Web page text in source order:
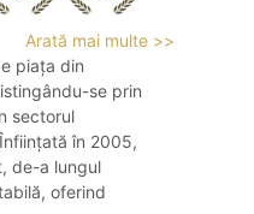
Arată mai multe >>
piața din
se prin
sectorul
în 2005,
de-a lungul
oferind